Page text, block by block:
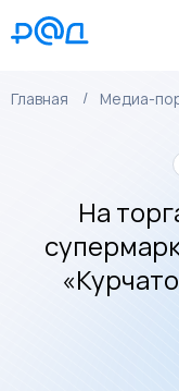
Главная Медиа-
На